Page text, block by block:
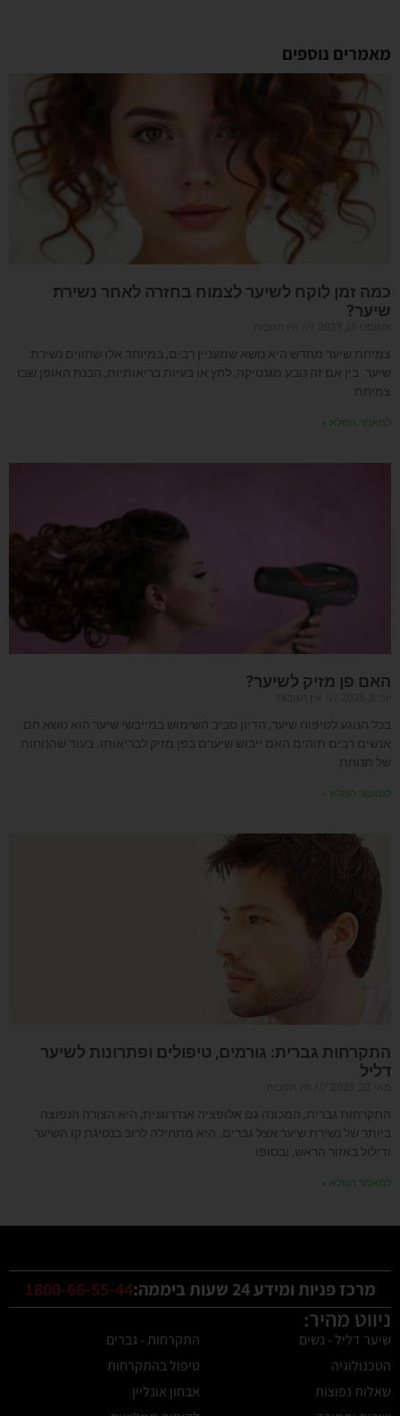
מאמרים נוספים
כמה זמן לוקח לשיער לצמוח בחזרה לאחר נשירת
שיער?
צמיחת שיער מחדש היא נושא שמעניין רבים, במיוחד אלו שחווים נשירת
שיער. בין אם זה נובע מגנטיקה, לחץ או בעיות בריאותיות, הבנת האופן שבו
צמיחת
למאמר המלא »
האם פן מזיק לשיער?
בכל הנוגע לטיפוח שיער, הדיון סביב השימוש במייבשי שיער הוא נושא חם.
אנשים רבים תוהים האם ייבוש שיערם בפן מזיק לבריאותו. בעוד שהנוחות
של תנוחת
למאמר המלא »
התקרחות גברית: גורמים, טיפולים ופתרונות לשיער
דליל
התקרחות גברית, המכונה גם אלופציה אנדרוגנית, היא הצורה הנפוצה
ביותר של נשירת שיער אצל גברים. היא מתחילה לרוב בנסיגת קו השיער
ודילול באזור הראש, ובסופו
למאמר המלא »
מרכז פניות ומידע 24 שעות ביממה: 1800-66-55-44
ניווט מהיר:
שיער דליל - נשים
הטכנולוגיה
שאלות נפוצות
התקרחות - גברים
טיפול בהתקרחות
אבחון אונליין